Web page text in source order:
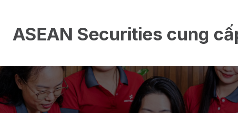
ASEAN Securities cung